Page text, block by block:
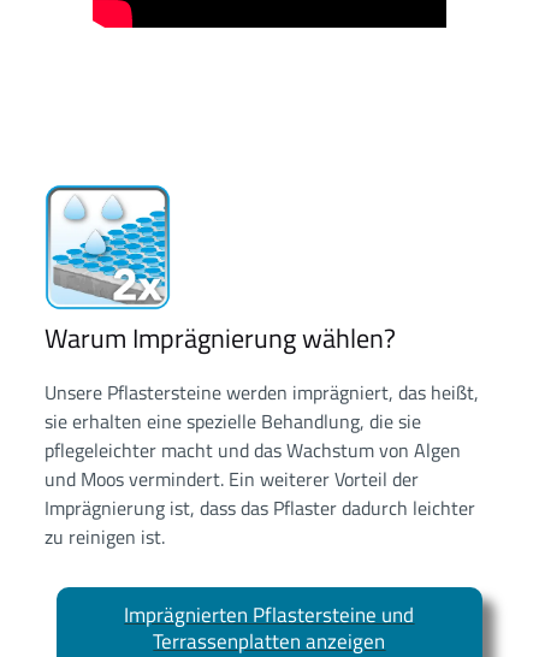
Warum Imprägnierung wählen?
Unsere Pflastersteine werden imprägniert, das heißt,
sie erhalten eine spezielle Behandlung, die sie
pflegeleichter macht und das Wachstum von Algen
und Moos vermindert. Ein weiterer Vorteil der
Imprägnierung ist, dass das Pflaster dadurch leichter
zu reinigen ist.
Imprägnierten Pflastersteine und
Terrassenplatten anzeigen